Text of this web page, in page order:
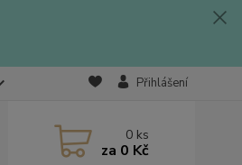
Přihlášení
0 ks
za 0 Kč